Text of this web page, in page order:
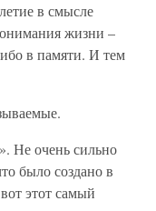
в смысле
жизни –
в памяти. И тем
Не очень сильно
было создано в
этот самый